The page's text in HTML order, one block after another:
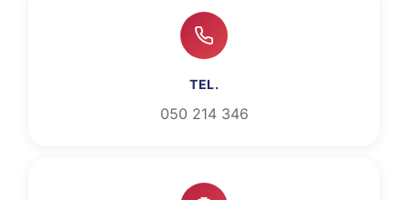
TEL.
050 214 346